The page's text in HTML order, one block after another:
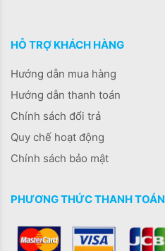
HỖ TRỢ KHÁCH HÀNG
Hướng dẫn mua hàng
Hướng dẫn thanh toán
Chính sách đổi trả
Quy chế hoạt động
Chính sách bảo mật
PHƯƠNG THỨC THANH TOÁN